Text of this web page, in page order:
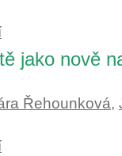
jako nově
Řehounková,